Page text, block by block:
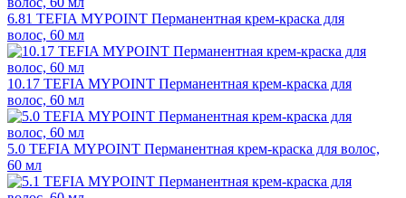
6.81 TEFIA MYPOINT Перманентная крем-краска для
волос, 60 мл
10.17 TEFIA MYPOINT Перманентная крем-краска для
волос, 60 мл
5.0 TEFIA MYPOINT Перманентная крем-краска для волос,
60 мл